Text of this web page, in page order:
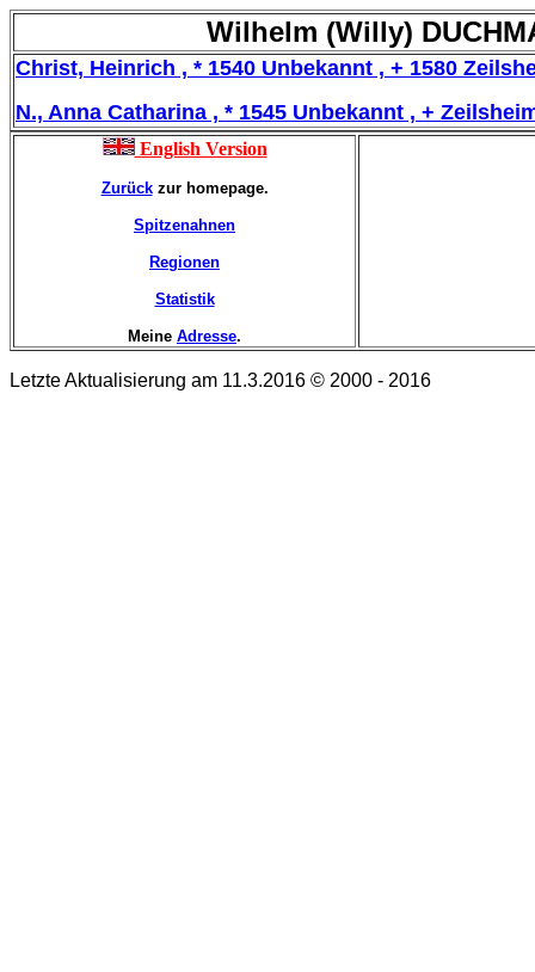
Wilhelm (Willy)
Christ, Heinrich , * 1540 Unbekannt , + 1580
N., Anna Catharina , * 1545 Unbekannt , +
English Version
Zurückzur homepage.
Spitzenahnen
Regionen
Statistik
Meine Adresse.
Letzte Aktualisierung am 11.3.2016 © 2000 - 2016